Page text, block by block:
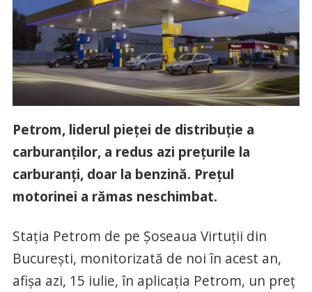
Petrom, liderul pieței de distribuție a
carburanților, a redus azi prețurile la
carburanți, doar la benzină. Prețul
motorinei a rămas neschimbat.
Stația Petrom de pe Șoseaua Virtuții din
București, monitorizată de noi în acest an,
afișa azi, 15 iulie, în aplicația Petrom, un preț